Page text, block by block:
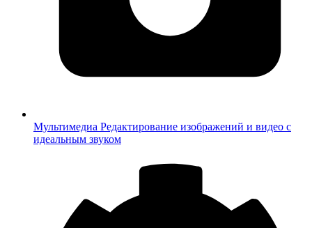
Мультимедиа Редактирование изображений и видео с
идеальным звуком